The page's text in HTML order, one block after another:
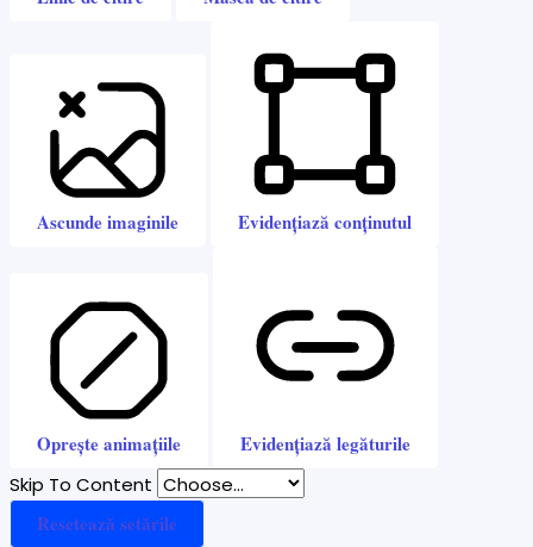
Ascunde imaginile Evidențiază conținutul
Oprește animațiile Evidențiază legăturile
Skip To Content
Resetează setările